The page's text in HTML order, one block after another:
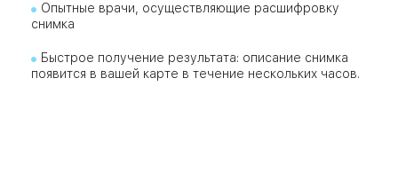
Опытные врачи, осуществляющие расшифровку
снимка
Быстрое получение результата: описание снимка
появится в вашей карте в течение нескольких часов.